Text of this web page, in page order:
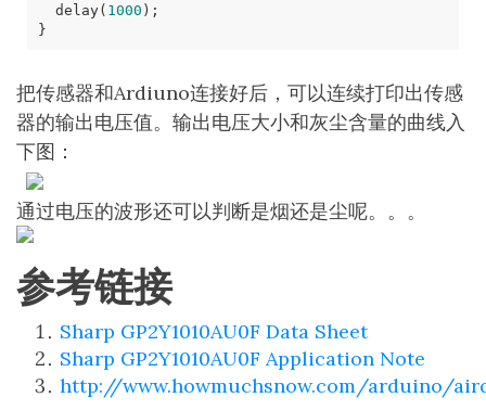
delay( 1000 );
}
把传感器和Ardiuno连接好后，可以连续打印出传感
器的输出电压值。输出电压大小和灰尘含量的曲线入
下图：
通过电压的波形还可以判断是烟还是尘呢。。。
参考链接
Sharp GP2Y1010AU0F Data Sheet
Sharp GP2Y1010AU0F Application Note
http://www.howmuchsnow.com/arduino/